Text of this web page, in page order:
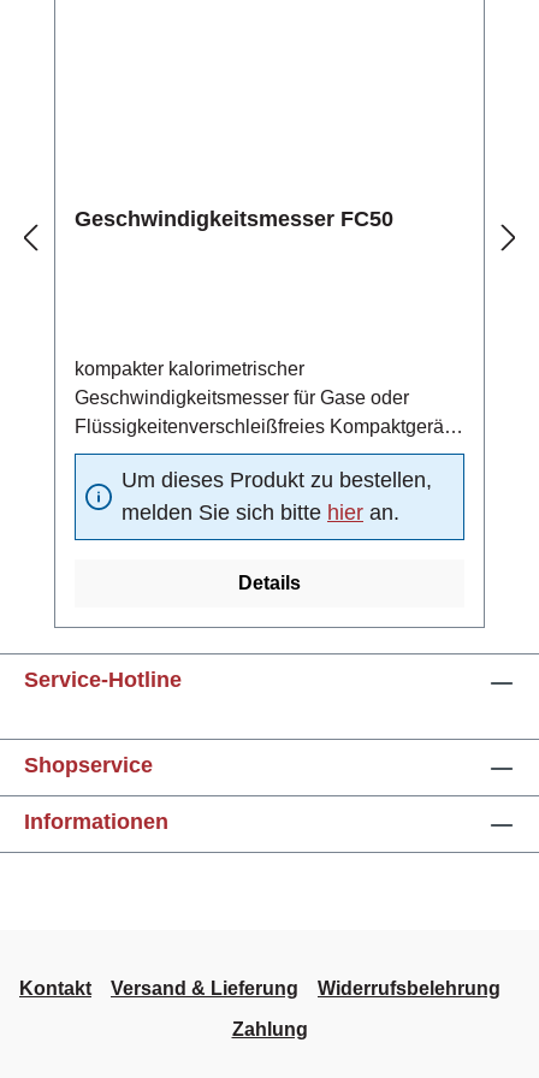
Geschwindigkeitsmesser FC50
kompakter kalorimetrischer
Geschwindigkeitsmesser für Gase oder
Flüssigkeitenverschleißfreies Kompaktgerät
aus Edelstahl 1.4571 (Standardmaterial)4 ...
20 mA Analogausgang (4 mA = 0 m/s, 20 mA
Funktionsbereichsendwert)Strömungsschaltp
unkt unabhängig von der vorliegenden
alternativ stufenlos einstellbar10-fach LED
Balken (rot, grün, orange) zur Anzeige der
aktuell gemessenen
SchaltpunktesMediumstemperatur -25 °C ...
+100 °C (Einschraub- und Einsteckvariante)
bzw. -25 °C ... +130 °C
(Einschiebevariante)Meldeausgang mit High-
Side Power FET-Schaltausganggeschützt
Um dieses Produkt zu bestellen,
melden Sie sich bitte hier an.
Details
Service-Hotline
Shopservice
Informationen
Kontakt Versand & Lieferung
Widerrufsbelehrung
Zahlung